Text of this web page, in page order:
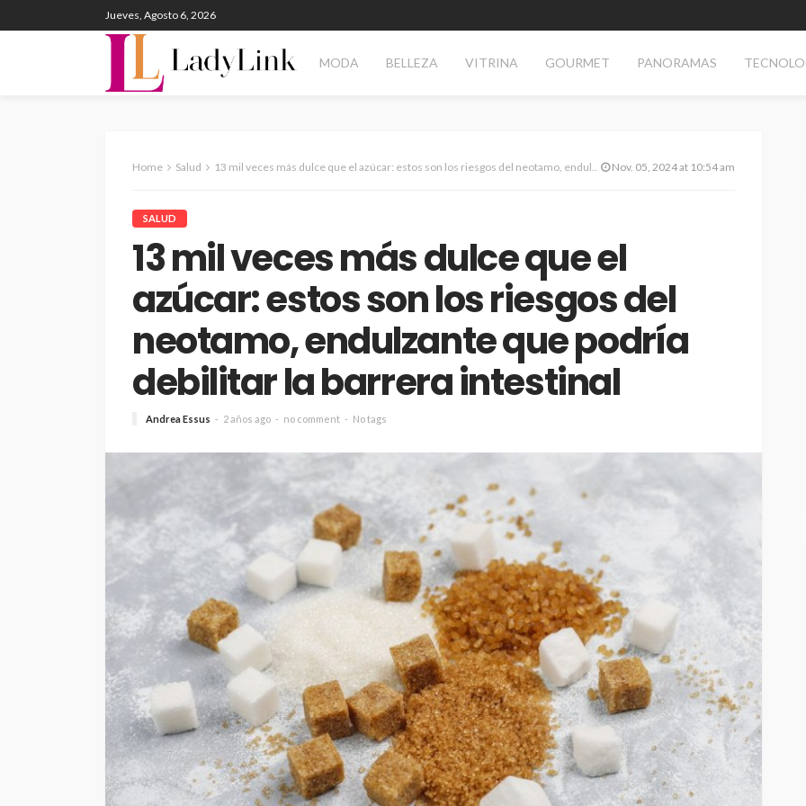
Jueves, Agosto 6, 2026
MODA BELLEZA VITRINA GOURMET PANORAMAS
Home Salud 13 mil veces más dulce que el azúcar: estos son los riesgos del neotamo, endulzante que podría debilitar la barrera intestinal Nov. 05, 2024 at 10:54 am
SALUD
13 mil veces más dulce que el
azúcar: estos son los riesgos del
neotamo, endulzante que podría
debilitar la barrera intestinal
Andrea Essus 2 años ago no comment No tags
“Harry Potter y la piedra
filosofal” vuelve a la pantalla
grande para celebrar sus 25
años
Andrea Essus 1 día ago 54
Elegir mejor: la alimentación
consciente se abre paso
Andrea Essus